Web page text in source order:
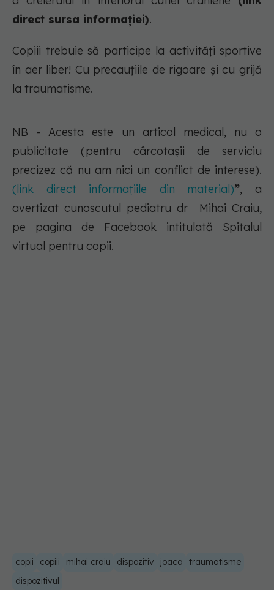
direct sursa informației).
Copiii trebuie să participe la activități sportive
în aer liber! Cu precauțiile de rigoare și cu grijă
la traumatisme.
NB - Acesta este un articol medical, nu o
publicitate (pentru cârcotașii de serviciu
precizez că nu am nici un conflict de interese).
(link direct informațiile din material)”, a
avertizat cunoscutul pediatru dr Mihai Craiu,
pe pagina de Facebook intitulată Spitalul
virtual pentru copii.
copii copiii mihai craiu dispozitiv joaca
traumatisme
dispozitivul